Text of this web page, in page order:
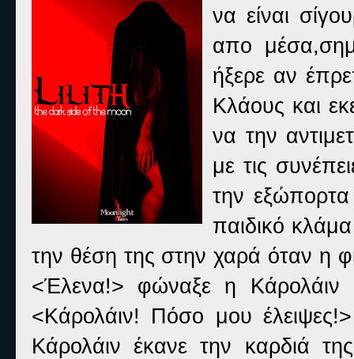
να είναι
απο
ήξερε αν
Κλάους και
να την
με τις
την
παιδικό
την θέση της στην χαρά όταν η
<Έλενα!> φώναξε η Κάρολάιν
<Κάρολάιν! Πόσο μου
Κάρολάιν έκανε την καρδιά